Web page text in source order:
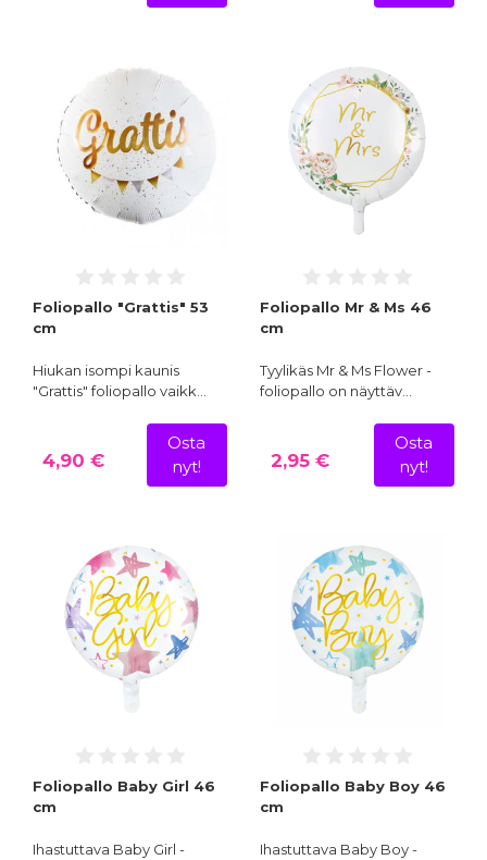
Foliopallo "Grattis" 53
cm
Hiukan isompi kaunis
"Grattis" foliopallo vaikk…
4,90 €
Osta
nyt!
Foliopallo Mr & Ms 46
cm
Tyylikäs Mr & Ms Flower -
foliopallo on näyttäv…
2,95 €
Osta
nyt!
Foliopallo Baby Girl 46
cm
Ihastuttava Baby Girl -
Foliopallo Baby Boy 46
cm
Ihastuttava Baby Boy -